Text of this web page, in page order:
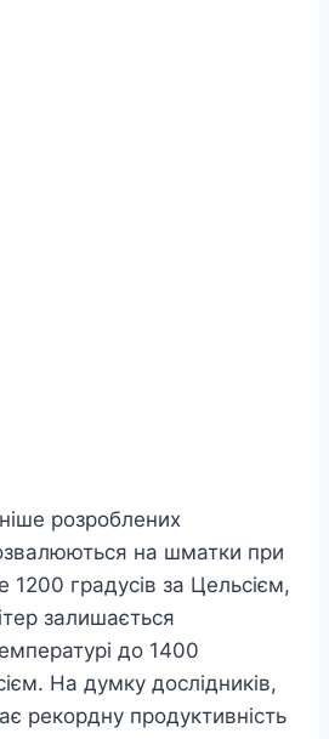
розроблених
на шматки при
1200 градусів за Цельсієм,
залишається
до 1400
На думку дослідників,
рекордну продуктивність